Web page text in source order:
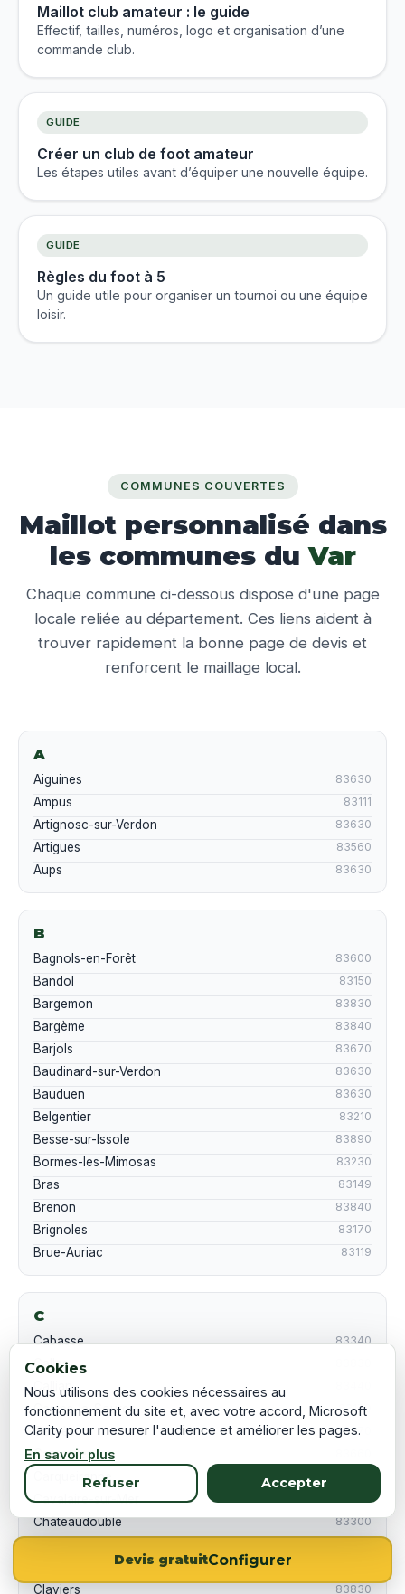
Maillot club amateur : le guide
Effectif, tailles, numéros, logo et organisation d’une
commande club.
GUIDE
Créer un club de foot amateur
Les étapes utiles avant d’équiper une nouvelle équipe.
GUIDE
Règles du foot à 5
Un guide utile pour organiser un tournoi ou une équipe
loisir.
COMMUNES COUVERTES
Maillot personnalisé dans
les communes duVar
Chaque commune ci-dessous dispose d'une page
locale reliée au département. Ces liens aident à
trouver rapidement la bonne page de devis et
renforcent le maillage local.
A
Aiguines 83630
Ampus 83111
Artignosc-sur-Verdon 83630
Artigues 83560
Aups 83630
B
Bagnols-en-Forêt 83600
Bandol 83150
Bargemon 83830
Bargème 83840
Barjols 83670
Baudinard-sur-Verdon 83630
Bauduen 83630
Belgentier 83210
Besse-sur-Issole 83890
Bormes-les-Mimosas 83230
Bras 83149
Brenon 83840
Brignoles 83170
Brue-Auriac 83119
C
Cabasse 83340
Callas
Callian
Camps-la-Source 83170
Carcès 83570
Carnoules
Carqueiranne
Cavalaire-sur-Mer
Châteaudouble 83300
Claviers 83830
Devis gratuitConfigurer
Cookies
Nous utilisons des cookies nécessaires au
fonctionnement du site et, avec votre accord, Microsoft
Clarity pour mesurer l'audience et améliorer les pages.
En savoir plus
Refuser Accepter